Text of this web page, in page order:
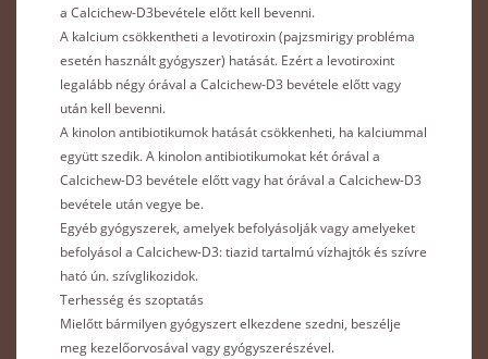
a Calcichew-D3bevétele előtt kell bevenni.
A kalcium csökkentheti a levotiroxin (pajzsmirigy probléma
esetén használt gyógyszer) hatását. Ezért a levotiroxint
legalább négy órával a Calcichew-D3 bevétele előtt vagy
után kell bevenni.
A kinolon antibiotikumok hatását csökkenheti, ha kalciummal
együtt szedik. A kinolon antibiotikumokat két órával a
Calcichew-D3 bevétele előtt vagy hat órával a Calcichew-D3
bevétele után vegye be.
Egyéb gyógyszerek, amelyek befolyásolják vagy amelyeket
befolyásol a Calcichew-D3: tiazid tartalmú vízhajtók és szívre
ható ún. szívglikozidok.
Terhesség és szoptatás
Mielőtt bármilyen gyógyszert elkezdene szedni, beszélje
meg kezelőorvosával vagy gyógyszerészével.